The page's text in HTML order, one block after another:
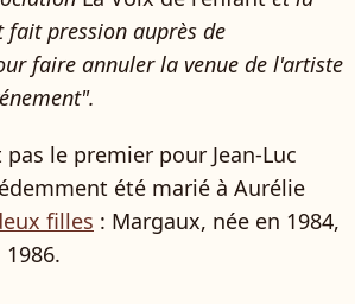
pression auprès de
faire annuler la venue de l'artiste
le premier pour Jean-Luc
été marié à Aurélie
filles : Margaux, née en 1984,